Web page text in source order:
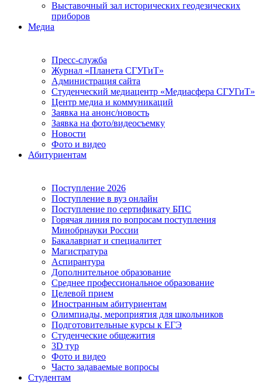
Выставочный зал исторических геодезических
приборов
Медиа
Пресс-служба
Журнал «Планета СГУГиТ»
Администрация сайта
Студенческий медиацентр «Медиасфера СГУГиТ»
Центр медиа и коммуникаций
Заявка на анонс/новость
Заявка на фото/видеосъемку
Новости
Фото и видео
Абитуриентам
Поступление 2026
Поступление в вуз онлайн
Поступление по сертификату БПС
Горячая линия по вопросам поступления
Минобрнауки России
Бакалавриат и специалитет
Магистратура
Аспирантура
Дополнительное образование
Среднее профессиональное образование
Целевой прием
Иностранным абитуриентам
Олимпиады, мероприятия для школьников
Подготовительные курсы к ЕГЭ
Студенческие общежития
3D тур
Фото и видео
Часто задаваемые вопросы
Студентам